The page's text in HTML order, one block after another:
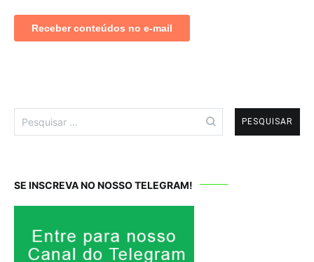
por:
SE INSCREVA NO NOSSO TELEGRAM!